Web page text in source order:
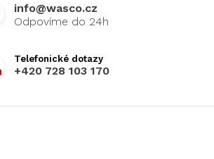
info@wasco.cz
+420 728 103 170